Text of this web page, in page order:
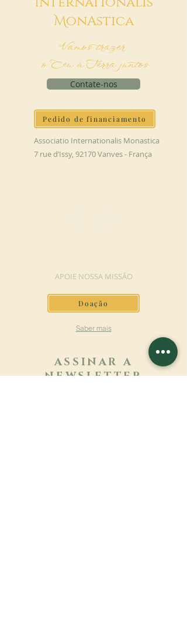
MonAstica
Vamos trazer
o Céu à Terra juntos
Contate-nos
Pedido de financiamento
Associatio Internationalis Monastica
7 rue d’Issy, 92170 Vanves - França
APOIE NOSSA MISSÃO
Doação
Saber mais
ASSINAR A
NEWSLETTER